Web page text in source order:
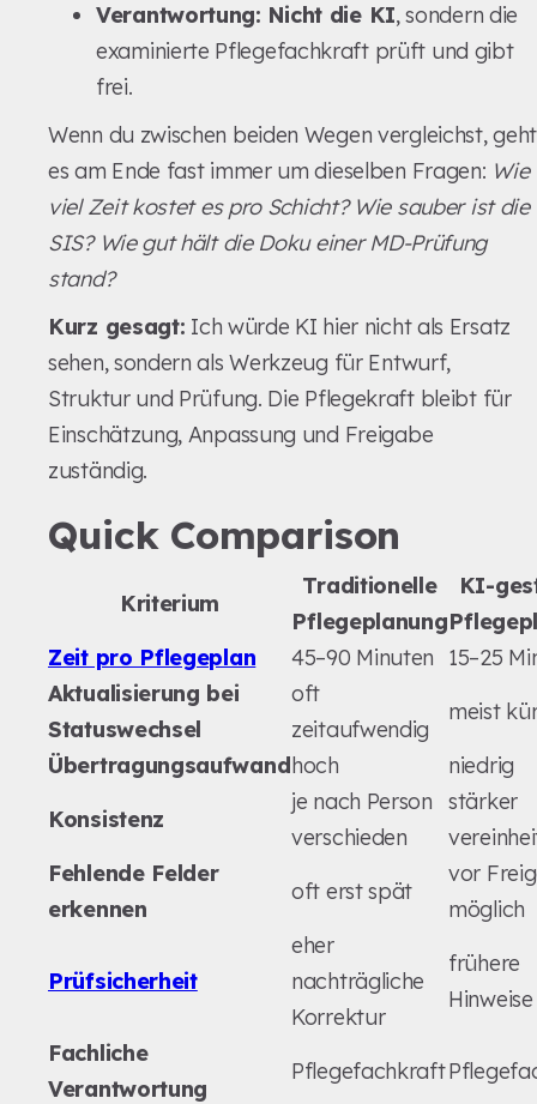
Verantwortung: Nicht die KI, sondern die
examinierte Pflegefachkraft prüft und gibt
frei.
Wenn du zwischen beiden Wegen vergleichst, geht
es am Ende fast immer um dieselben Fragen: Wie
viel Zeit kostet es pro Schicht? Wie sauber ist die
SIS? Wie gut hält die Doku einer MD-Prüfung
stand?
Kurz gesagt: Ich würde KI hier nicht als Ersatz
sehen, sondern als Werkzeug für Entwurf,
Struktur und Prüfung. Die Pflegekraft bleibt für
Einschätzung, Anpassung und Freigabe
zuständig.
Quick Comparison
Kriterium
Traditionelle
Pflegeplanung
KI-
Zeit pro Pflegeplan
45–90 Minuten
15–25
Aktualisierung bei
Statuswechsel
oft
zeitaufwendig
meist
Übertragungsaufwandhoch
niedrig
Konsistenz
je nach Person
verschieden
stärker
Fehlende Felder
erkennen
oft erst spät
vor
möglich
Prüfsicherheit
eher
nachträgliche
Korrektur
frühere
Hinweise
Fachliche
Verantwortung
Pflegefachkraft